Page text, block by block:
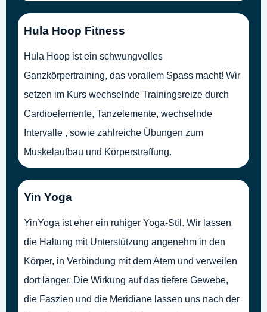
Hula Hoop Fitness
Hula Hoop ist ein schwungvolles
Ganzkörpertraining, das vorallem Spass macht! Wir
setzen im Kurs wechselnde Trainingsreize durch
Cardioelemente, Tanzelemente, wechselnde
Intervalle , sowie zahlreiche Übungen zum
Muskelaufbau und Körperstraffung.
Yin Yoga
YinYoga ist eher ein ruhiger Yoga-Stil. Wir lassen
die Haltung mit Unterstützung angenehm in den
Körper, in Verbindung mit dem Atem und verweilen
dort länger. Die Wirkung auf das tiefere Gewebe,
die Faszien und die Meridiane lassen uns nach der